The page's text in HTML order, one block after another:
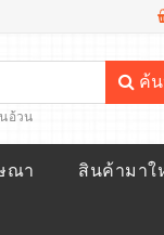
ค้
อ้วน
ณา สินค้ามาใ